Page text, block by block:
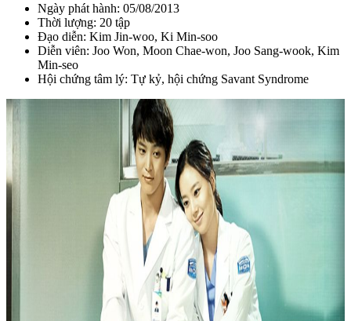
Ngày phát hành: 05/08/2013
Thời lượng: 20 tập
Đạo diễn: Kim Jin-woo, Ki Min-soo
Diễn viên: Joo Won, Moon Chae-won, Joo Sang-wook, Kim
Min-seo
Hội chứng tâm lý: Tự kỷ, hội chứng Savant Syndrome